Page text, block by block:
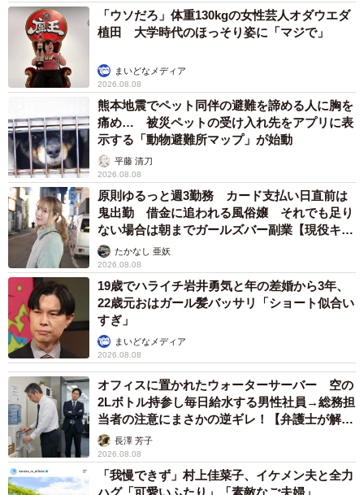
「ウソだろ」体重130kgの女性芸人オダウエダ
植田 大学時代のほっそり姿に「マジで」
まいどなメディア
2026.08.08
熊本地震でペット同伴の避難を諦める人に胸を
痛め… 被災ペットの受け入れ先をアプリに表
示する「動物避難所マップ」が始動
平藤 清刀
2026.08.08
原則ゆるっと週3勤務 カード支払い日直前は
鬼出勤 借金に追われる風俗嬢 それでも足り
ない場合は朝までガールズバー副業【現役キャ
ストに取材】
たかなし 亜妖
2026.08.08
19歳でハライチ岩井勇気と年の差婚から3年、
22歳元おはガール髪バッサリ「ショート似合い
すぎ」
まいどなメディア
2026.08.08
オフィスに置かれたウォーターサーバー 空の
2Lボトル持参し毎日給水する男性社員→総務担
当者の注意にまさかの逆ギレ！【弁護士が解
説】長澤 芳子
2026.08.08
「我慢できず」村上佳菜子、イケメン夫と全力